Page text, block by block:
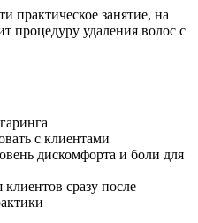
практическое занятие, на
процедуру удаления волос с
с клиентами
дискомфорта и боли для
сразу после